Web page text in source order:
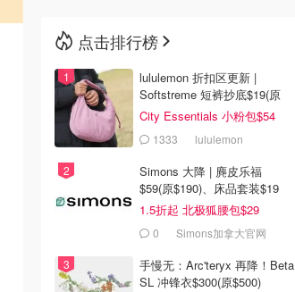
点击排行榜
lululemon 折扣区更新 |
Softstreme 短裤抄底$19(原
$88)
City Essentials 小粉包$54
1333 lululemon
Simons 大降 | 麂皮乐福
$59(原$190)、床品套装$19
1.5折起 北极狐腰包$29
0 Simons加拿大官网
手慢无：Arc'teryx 再降！Beta
SL 冲锋衣$300(原$500)